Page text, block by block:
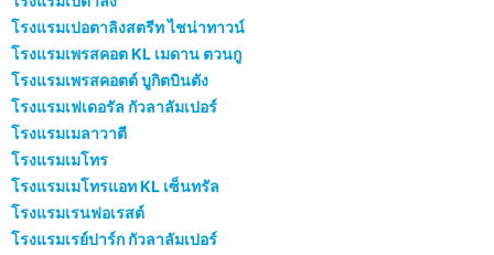
โรงแรมเปอตาลิงสตรีท ไชน่าทาวน์
โรงแรมเพรสคอต KL เมดาน ตวนกู
โรงแรมเพรสคอตต์ บูกิตบินตัง
โรงแรมเฟเดอรัล กัวลาลัมเปอร์
โรงแรมเมลาวาตี
โรงแรมเมโทร
โรงแรมเมโทรแอท KL เซ็นทรัล
โรงแรมเรนฟอเรสต์
โรงแรมเรย์ปาร์ก กัวลาลัมเปอร์